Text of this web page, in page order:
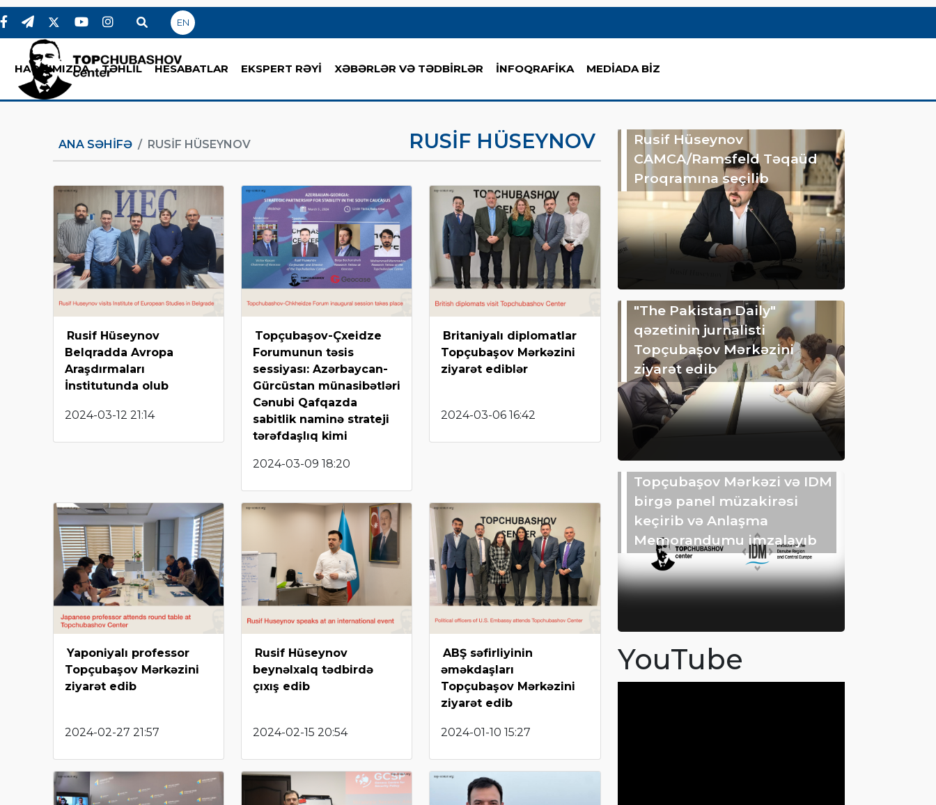
EN
HAQQIMIZDA TƏHLİL HESABATLAR EKSPERT RƏYİ XƏBƏRLƏR VƏ TƏDBİRLƏR İNFOQRAFİKA MEDİADA BİZ
ANA SƏHIFƏ RUSIF HÜSEYNOV RUSIF HÜSEYNOV
Rusif Hüseynov
Belqradda Avropa
Araşdırmaları
İnstitutunda olub
2024-03-12 21:14
Topçubaşov-Çxeidze
Forumunun təsis
sessiyası: Azərbaycan-
Gürcüstan münasibətləri
Cənubi Qafqazda
sabitlik naminə strateji
tərəfdaşlıq kimi
2024-03-09 18:20
Britaniyalı diplomatlar
Topçubaşov Mərkəzini
ziyarət ediblər
2024-03-06 16:42
Yaponiyalı professor
Topçubaşov Mərkəzini
ziyarət edib
2024-02-27 21:57
Rusif Hüseynov
beynəlxalq tədbirdə
çıxış edib
2024-02-15 20:54
ABŞ səfirliyinin
əməkdaşları
Topçubaşov Mərkəzini
ziyarət edib
2024-01-10 15:27
Rusif Hüseynov
CAMCA/Ramsfeld Təqaüd
Proqramına seçilib
"The Pakistan Daily"
qəzetinin jurnalisti
Topçubaşov Mərkəzini
ziyarət edib
Topçubaşov Mərkəzi və IDM
birgə panel müzakirəsi
keçirib və Anlaşma
Memorandumu imzalayıb
YouTube